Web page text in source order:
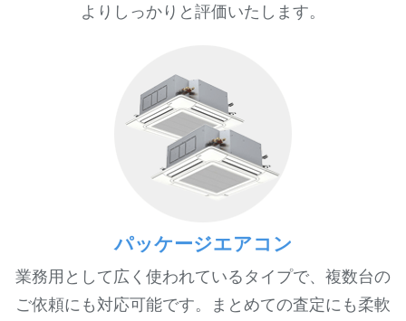
よりしっかりと評価いたします。
パッケージエアコン
業務用として広く使われているタイプで、複数台の
ご依頼にも対応可能です。まとめての査定にも柔軟